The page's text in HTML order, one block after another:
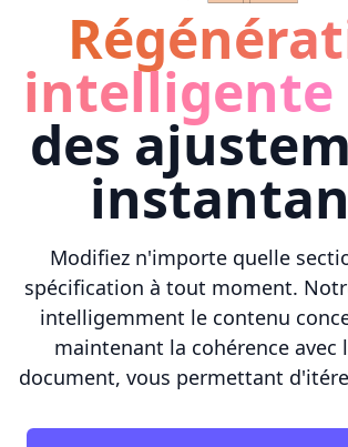
intelligente
des
Modifiez n'importe quelle
spécification à tout moment.
intelligemment le contenu
maintenant la cohérence avec
document, vous permettant